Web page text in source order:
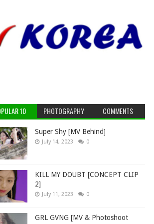
10 PHOTOGRAPHY COMMENTS
Super Shy [MV Behind]
July 14, 2023 0
KILL MY DOUBT [CONCEPT CLIP
2]
July 11, 2023 0
GRL GVNG [MV & Photoshoot